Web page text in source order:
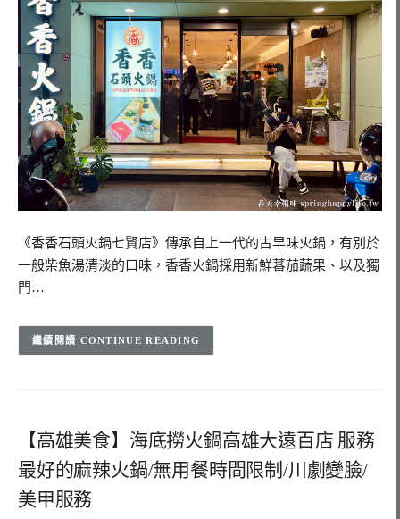
《香香石頭火鍋七賢店》傳承自上一代的古早味火鍋，有別於
一般柴魚湯清淡的口味，香香火鍋採用新鮮蕃茄蔬果、以及獨
門…
CONTINUE READING
【高雄美食】海底撈火鍋高雄大遠百店 服務
最好的麻辣火鍋/無用餐時間限制/川劇變臉/
美甲服務